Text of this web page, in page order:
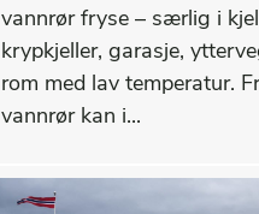
vannrør fryse – særlig i
krypkjeller, garasje,
rom med lav temperatur.
vannrør kan i...